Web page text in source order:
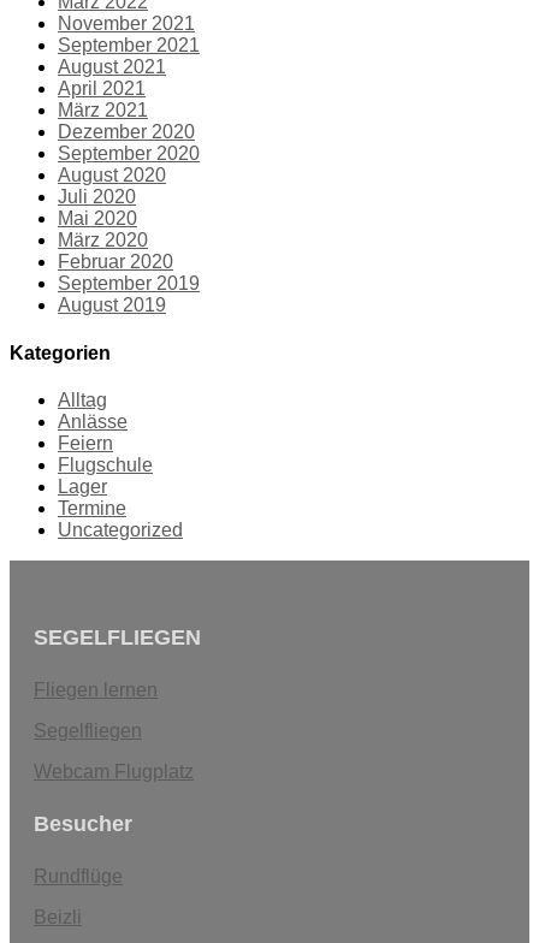
November 2021
September 2021
August 2021
April 2021
März 2021
Dezember 2020
September 2020
August 2020
Juli 2020
Mai 2020
März 2020
Februar 2020
September 2019
August 2019
Kategorien
Alltag
Anlässe
Feiern
Flugschule
Lager
Termine
Uncategorized
SEGELFLIEGEN
Fliegen lernen
Segelfliegen
Webcam Flugplatz
Besucher
Rundflüge
Beizli